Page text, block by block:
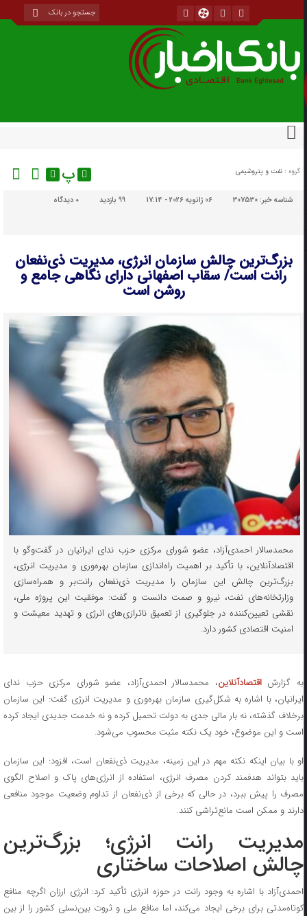
گروه : نفت و پتروشیمی پ
شناسه خبر:307530 06 ژانویه 2026 - 17:14 99 بازدید دیدگاه
بزرگ‌ترین چالش سازمان انرژی، مدیریت ذی‌نفعان
رانت‌ است/ سقاب اصفهانی دارای نگاهی جامع و
روشن است
محمدسالار احمدی‌آزاد، عضو شورای مرکزی حزب ندای ایرانیان در گفت‌و‌گو با
اقتصادآنلاین، با تأکید بر اهمیت راه‌اندازی سازمان بهره‌وری و مدیریت انرژی،
بزرگ‌ترین چالش این سازمان را مدیریت ذی‌نفعان رانت‌بر و همراه‌سازی
وزارتخانه‌های نفت، نیرو و صمت دانست و گفت: موفقیت این پروژه ملی،
نقشی تعیین‌کننده در جلوگیری از تعمیق ناترازی‌های انرژی و تهدید معیشت و
امنیت اقتصادی کشور دارد.
به گزارش اقتصادآنلاین، محمدسالار احمدی‌آزاد، عضو شورای مرکزی حزب ندای
ایرانیان، با اشاره به شکل‌گیری سازمان بهره‌وری و مدیریت انرژی گفت: این سازمان
برخلاف گذشته، نه بار مالی جدی به دولت تحمیل کرده و نه خدمت جدیدی ایجاد کرده
است و این موضوع، خود یک نکته مثبت محسوب می‌شود.
او با بیان اینکه نکته مهم در این زمینه، مدیریت ذی‌نفعان است، افزود: این سازمان
باید بتواند هدفمند کردن مصرف انرژی، استفاده از انرژی‌های پاک و اصلاح الگوی
مصرف را پیش ببرد، در حالی که برخی از ذی‌نفعان از تداوم وضعیت موجود منافعی
دارند و ممکن است مانع‌تراشی کنند.
مدیریت رانت انرژی؛ بزرگ‌ترین
چالش اصلاحات ساختاری
احمدی‌آزاد با اشاره به وجود رانت در حوزه انرژی تأکید کرد: انرژی ارزان اگرچه منافع
کوتاه‌مدتی برای برخی ایجاد می‌کند، اما منافع ملی و ثروت بین‌نسلی کشور را از بین